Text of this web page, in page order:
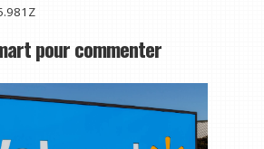
pour commenter